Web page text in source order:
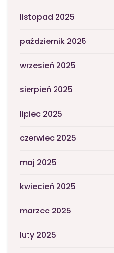
listopad 2025
październik 2025
wrzesień 2025
sierpień 2025
lipiec 2025
czerwiec 2025
maj 2025
kwiecień 2025
marzec 2025
luty 2025